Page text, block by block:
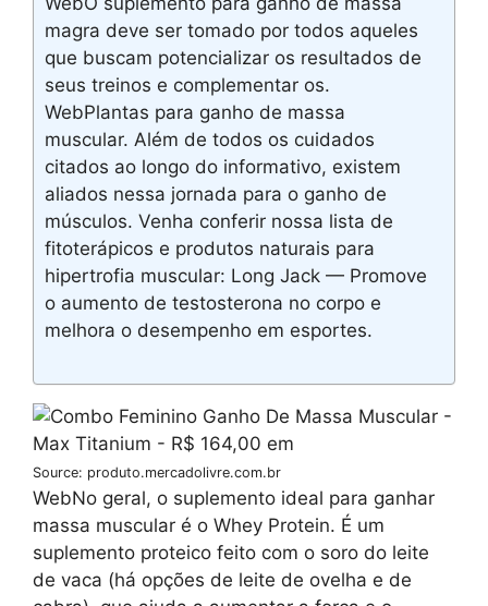
magra deve ser tomado por todos aqueles
que buscam potencializar os resultados de
seus treinos e complementar os.
WebPlantas para ganho de massa
muscular. Além de todos os cuidados
citados ao longo do informativo, existem
aliados nessa jornada para o ganho de
músculos. Venha conferir nossa lista de
fitoterápicos e produtos naturais para
hipertrofia muscular: Long Jack — Promove
o aumento de testosterona no corpo e
melhora o desempenho em esportes.
Source: produto.mercadolivre.com.br
WebNo geral, o suplemento ideal para ganhar
massa muscular é o Whey Protein. É um
suplemento proteico feito com o soro do leite
de vaca (há opções de leite de ovelha e de